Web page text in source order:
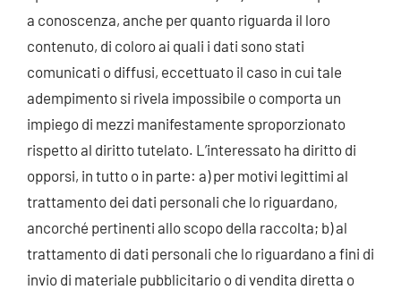
a conoscenza, anche per quanto riguarda il loro
contenuto, di coloro ai quali i dati sono stati
comunicati o diffusi, eccettuato il caso in cui tale
adempimento si rivela impossibile o comporta un
impiego di mezzi manifestamente sproporzionato
rispetto al diritto tutelato. L’interessato ha diritto di
opporsi, in tutto o in parte: a) per motivi legittimi al
trattamento dei dati personali che lo riguardano,
ancorché pertinenti allo scopo della raccolta; b) al
trattamento di dati personali che lo riguardano a fini di
invio di materiale pubblicitario o di vendita diretta o